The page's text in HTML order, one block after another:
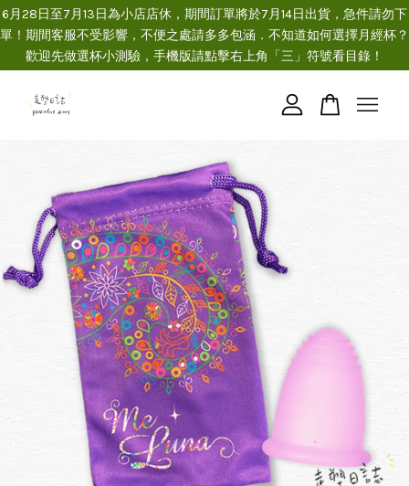
6月28日至7月13日為小店店休，期間訂單將於7月14日出貨，急件請勿下
單！期間客服不受影響，不便之處請多多包涵．不知道如何選擇月經杯？
歡迎先做選杯小測驗，手機版請點擊右上角「三」符號看目錄！
您的購物車目前還是空的。